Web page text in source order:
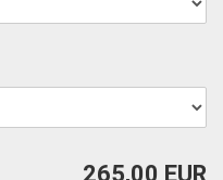
265,00 EUR